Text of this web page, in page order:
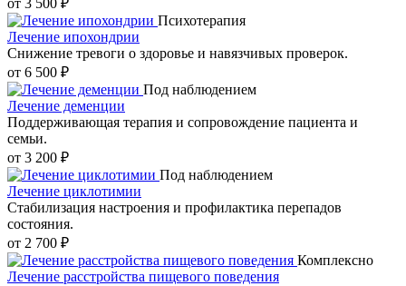
от 3 500 ₽
Психотерапия
Лечение ипохондрии
Снижение тревоги о здоровье и навязчивых проверок.
от 6 500 ₽
Под наблюдением
Лечение деменции
Поддерживающая терапия и сопровождение пациента и
семьи.
от 3 200 ₽
Под наблюдением
Лечение циклотимии
Стабилизация настроения и профилактика перепадов
состояния.
от 2 700 ₽
Комплексно
Лечение расстройства пищевого поведения